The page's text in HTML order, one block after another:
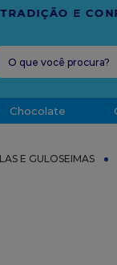
que você
Chocolate
E GULOSEIMAS